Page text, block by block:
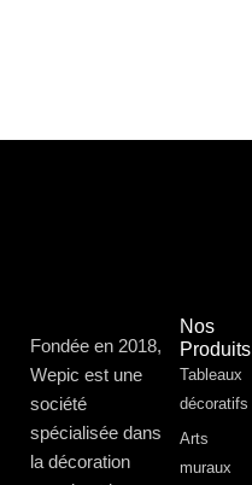
Fondée en 2018,
Wepic est une
société
spécialisée dans
la décoration
Nos
Produits
Tableaux
décoratifs
Arts
muraux